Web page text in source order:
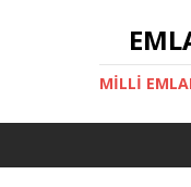
MILLI